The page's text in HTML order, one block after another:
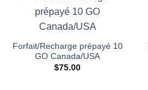
Forfait/Recharge prépayé 10
GO Canada/USA
$75.00